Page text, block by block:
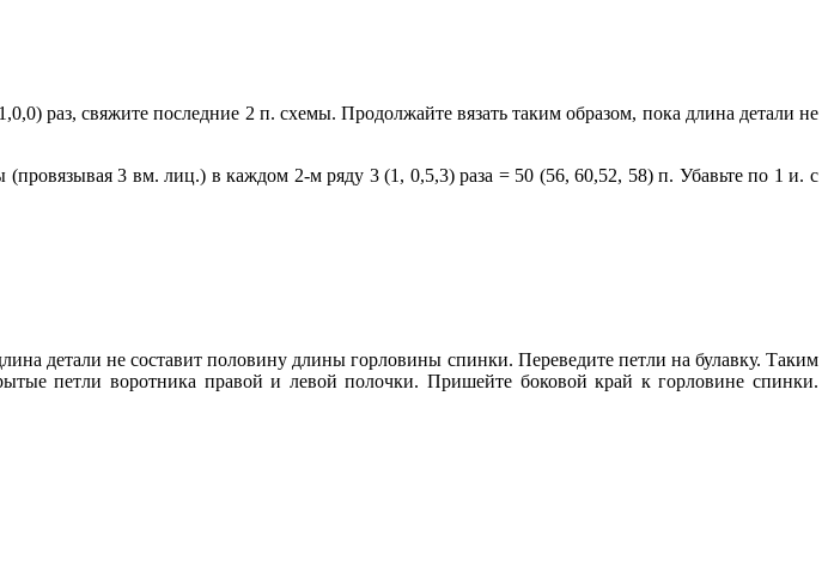
раз, свяжите последние 2 п. схемы. Продолжайте вязать таким образом, пока длина детали не
3 вм. лиц.) в каждом 2-м ряду 3 (1, 0,5,3) раза = 50 (56, 60,52, 58) п. Убавьте по 1 и. с
детали не составит половину длины горловины спинки. Переведите петли на булавку. Таким
петли воротника правой и левой полочки. Пришейте боковой край к горловине спинки.